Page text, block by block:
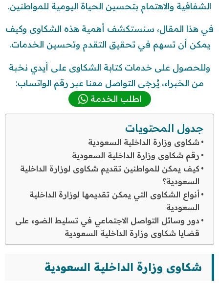
الشفافية والاهتمام بتحسين الحياة اليومية للمواطنين.
في هذا المقال، سنستكشف أهمية هذه الشكاوى وكيف
يمكن أن تسهم في تحقيق التقدم وتحسين الخدمات.
وللحصول على خدمات كتابة الشكاوى على أيدي نخبة
من الخبراء، يُرجَى التواصل معنا عبر رقم الواتساب:
اطلب الخدمة
جدول المحتويات
شكاوى وزارة الداخلية السعودية
رقم شكاوى وزارة الداخلية السعودية
كيف يمكن للمواطنين تقديم شكاوى لوزارة الداخلية
السعودية؟
أنواع الشكاوى التي يمكن تقديمها لوزارة الداخلية
السعودية
دور وسائل التواصل الاجتماعي في تسليط الضوء على
قضايا شكاوى وزارة الداخلية السعودية
شكاوى وزارة الداخلية السعودية